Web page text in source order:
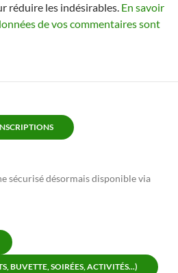
réduire les indésirables. En savoir
de vos commentaires sont
sécurisé désormais disponible via
BUVETTE, SOIRÉES, ACTIVITÉS...)